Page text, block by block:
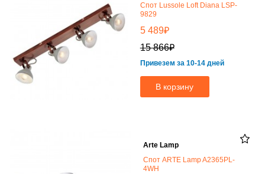
Спот Lussole Loft Diana LSP-
9829
5 489₽
15 866₽
Привезем за 10-14 дней
В корзину
Arte Lamp
Спот ARTE Lamp A2365PL-
4WH